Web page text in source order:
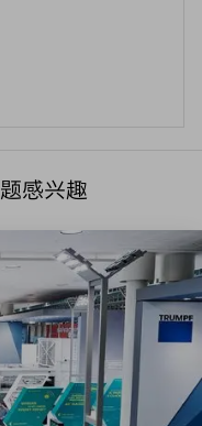
感兴趣